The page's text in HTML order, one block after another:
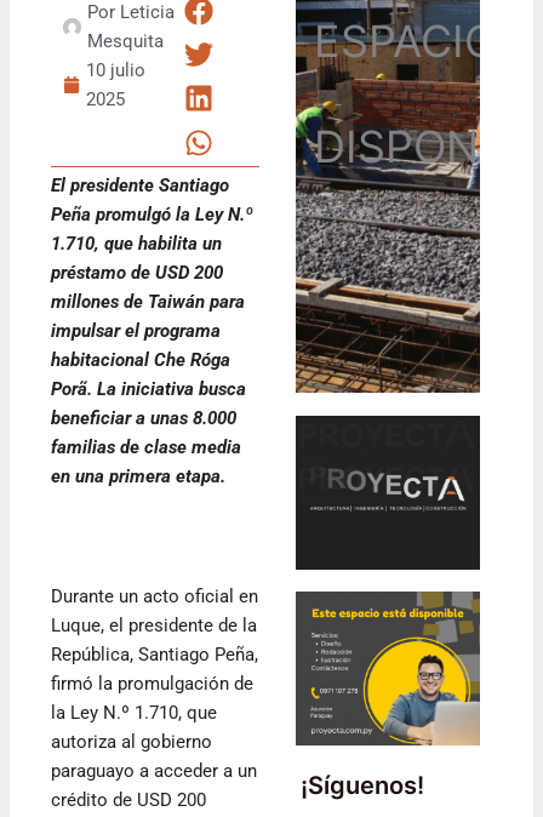
Por Leticia
Mesquita
10 julio
2025
El presidente Santiago
Peña promulgó la Ley N.º
1.710, que habilita un
préstamo de USD 200
millones de Taiwán para
impulsar el programa
habitacional Che Róga
Porã. La iniciativa busca
beneficiar a unas 8.000
familias de clase media
en una primera etapa.
Durante un acto oficial en
Luque, el presidente de la
República, Santiago Peña,
firmó la promulgación de
la Ley N.º 1.710, que
autoriza al gobierno
paraguayo a acceder a un
crédito de USD 200
ESPACIO
¡Síguenos!